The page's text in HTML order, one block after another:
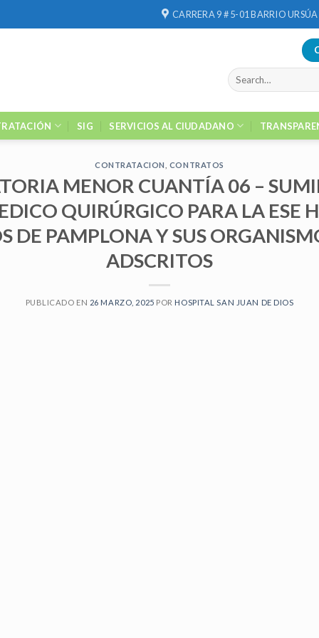
CARRERA 9 # 5-01 BARRIO URSÚA
SIG SERVICIOS AL CIUDADANO
CONTRATACION CONTRATOS
MENOR CUANTÍA 06 –
QUIRÚRGICO PARA LA ESE
DE PAMPLONA Y SUS
ADSCRITOS
PUBLICADO EN 26 MARZO, 2025 POR HOSPITAL SAN JUAN DE DIOS